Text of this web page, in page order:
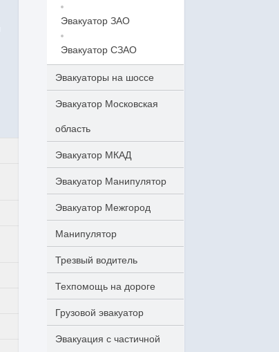
Эвакуатор ЗАО
Эвакуатор СЗАО
Эвакуаторы на шоссе
Эвакуатор Московская
область
Эвакуатор МКАД
Эвакуатор Манипулятор
Эвакуатор Межгород
Манипулятор
Трезвый водитель
Техпомощь на дороге
Грузовой эвакуатор
Эвакуация с частичной